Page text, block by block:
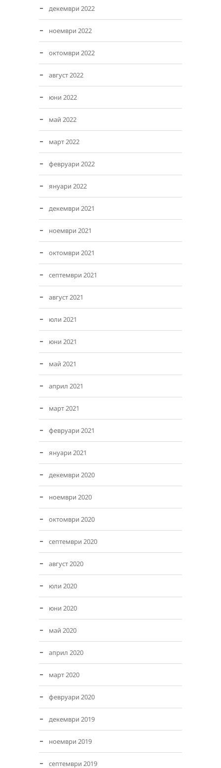
декември 2022
ноември 2022
октомври 2022
август 2022
юни 2022
май 2022
март 2022
февруари 2022
януари 2022
декември 2021
ноември 2021
октомври 2021
септември 2021
август 2021
юли 2021
юни 2021
май 2021
април 2021
март 2021
февруари 2021
януари 2021
декември 2020
ноември 2020
октомври 2020
септември 2020
август 2020
юли 2020
юни 2020
май 2020
април 2020
март 2020
февруари 2020
декември 2019
ноември 2019
септември 2019